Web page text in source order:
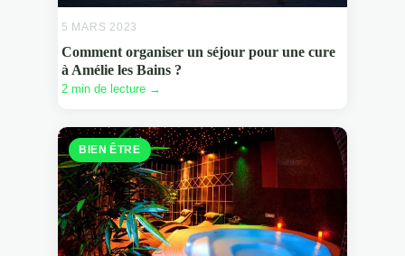
5 MARS 2023
Comment organiser un séjour pour une cure
à Amélie les Bains ?
2 min de lecture →
BIEN ÊTRE